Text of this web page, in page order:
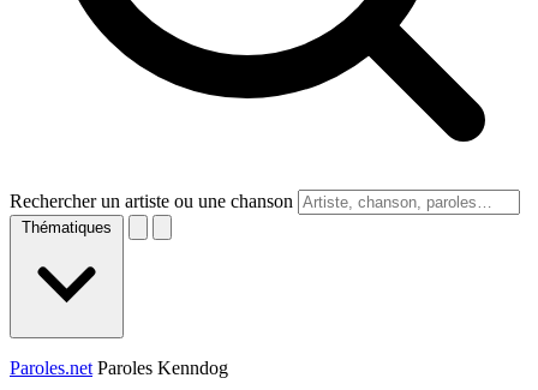
Rechercher un artiste ou une chanson
Thématiques
Paroles.net Paroles Kenndog